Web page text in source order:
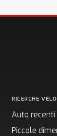
RICERCHE
Auto recenti
Piccole